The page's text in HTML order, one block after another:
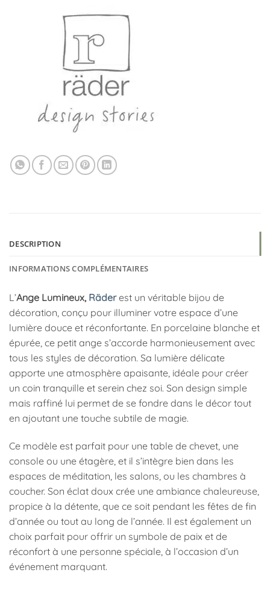
DESCRIPTION
INFORMATIONS COMPLÉMENTAIRES
L’Ange Lumineux, Räderest un véritable bijou de
décoration, conçu pour illuminer votre espace d’une
lumière douce et réconfortante. En porcelaine blanche et
épurée, ce petit ange s’accorde harmonieusement avec
tous les styles de décoration. Sa lumière délicate
apporte une atmosphère apaisante, idéale pour créer
un coin tranquille et serein chez soi. Son design simple
mais raffiné lui permet de se fondre dans le décor tout
en ajoutant une touche subtile de magie.
Ce modèle est parfait pour une table de chevet, une
console ou une étagère, et il s’intègre bien dans les
espaces de méditation, les salons, ou les chambres à
coucher. Son éclat doux crée une ambiance chaleureuse,
propice à la détente, que ce soit pendant les fêtes de fin
d’année ou tout au long de l’année. Il est également un
choix parfait pour offrir un symbole de paix et de
réconfort à une personne spéciale, à l’occasion d’un
événement marquant.